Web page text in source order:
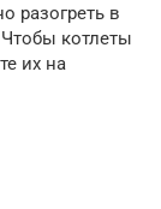
разогреть в
котлеты
их на